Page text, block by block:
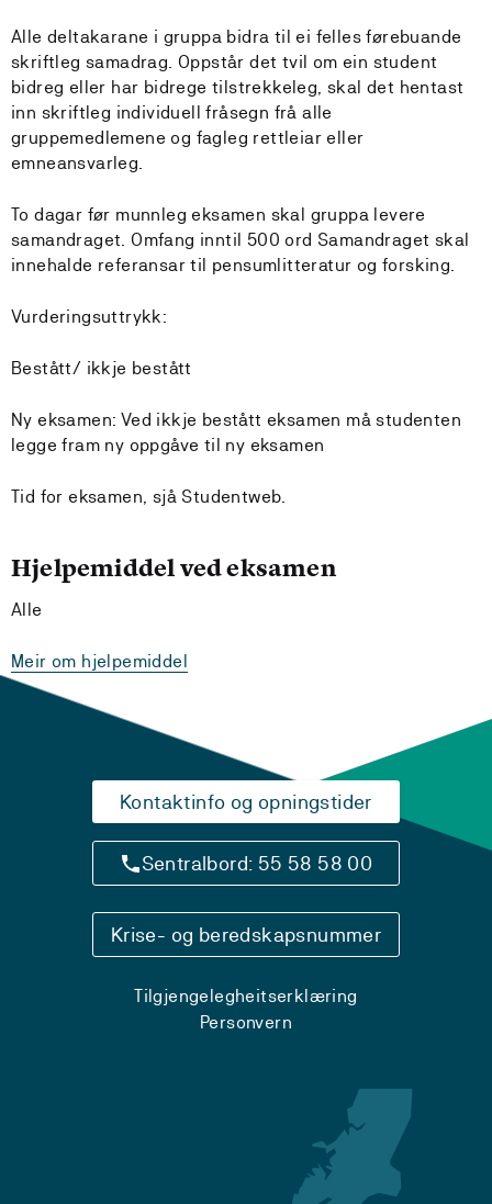
Alle deltakarane i gruppa bidra til ei felles førebuande
skriftleg samadrag. Oppstår det tvil om ein student
bidreg eller har bidrege tilstrekkeleg, skal det hentast
inn skriftleg individuell fråsegn frå alle
gruppemedlemene og fagleg rettleiar eller
emneansvarleg.
To dagar før munnleg eksamen skal gruppa levere
samandraget. Omfang inntil 500 ord Samandraget skal
innehalde referansar til pensumlitteratur og forsking.
Vurderingsuttrykk:
Bestått/ ikkje bestått
Ny eksamen: Ved ikkje bestått eksamen må studenten
legge fram ny oppgåve til ny eksamen
Tid for eksamen, sjå Studentweb.
Hjelpemiddel ved eksamen
Alle
Meir om hjelpemiddel
Kontaktinfo og opningstider
Sentralbord: 55 58 58 00
Krise- og beredskapsnummer
Tilgjengelegheitserklæring
Personvern